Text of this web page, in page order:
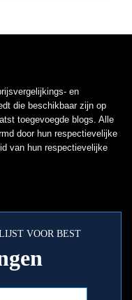
en
die beschikbaar zijn op
toegevoegde blogs. Alle
door hun respectievelijke
van hun respectievelijke
VOOR BEST